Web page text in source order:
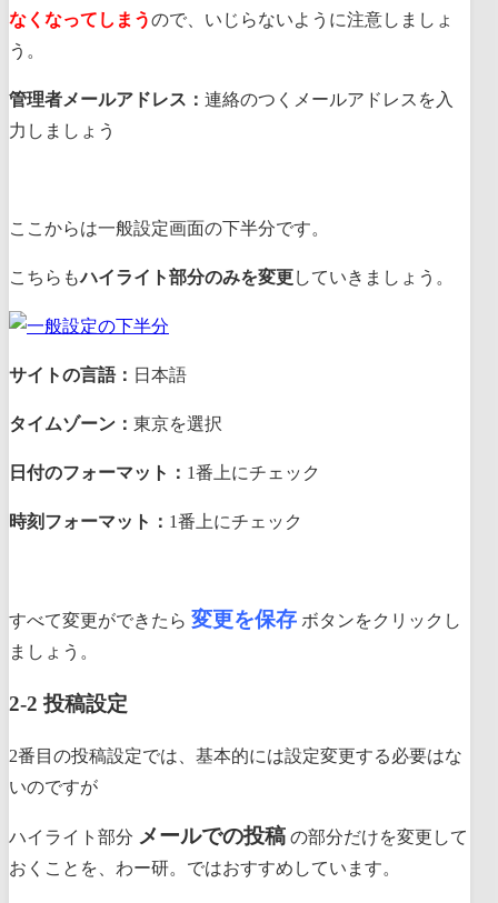
なくなってしまうので、いじらないように注意しましょ
う。
管理者メールアドレス： 連絡のつくメールアドレスを入
力しましょう
ここからは一般設定画面の下半分です。
こちらもハイライト部分のみを変更していきましょう。
サイトの言語： 日本語
タイムゾーン： 東京を選択
日付のフォーマット： 1番上にチェック
時刻フォーマット： 1番上にチェック
すべて変更ができたら 変更を保存 ボタンをクリックし
ましょう。
2-2 投稿設定
2番目の投稿設定では、基本的には設定変更する必要はな
いのですが
ハイライト部分 メールでの投稿 の部分だけを変更して
おくことを、わー研。ではおすすめしています。